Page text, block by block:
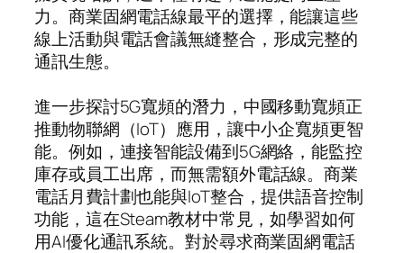
力。商業固網電話線最平的選擇，能讓這些
線上活動與電話會議無縫整合，形成完整的
通訊生態。
進一步探討5G寬頻的潛力，中國移動寬頻正
推動物聯網（IoT）應用，讓中小企寬頻更智
能。例如，連接智能設備到5G網絡，能監控
庫存或員工出席，而無需額外電話線。商業
電話月費計劃也能與IoT整合，提供語音控制
功能，這在Steam教材中常見，如學習如何
用AI優化通訊系統。對於尋求商業固網電話